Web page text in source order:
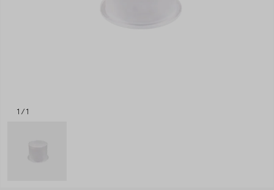
1 / 1